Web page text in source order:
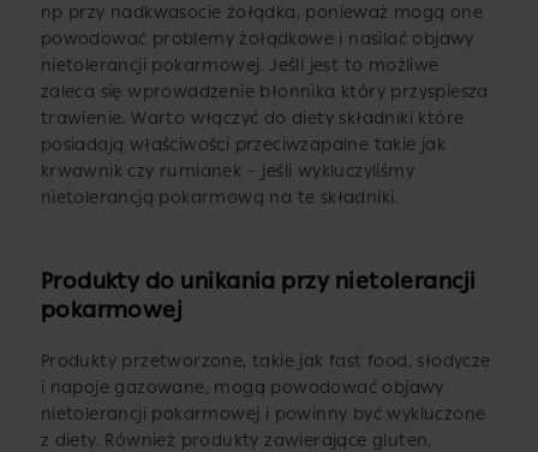
np przy nadkwasocie żołądka, ponieważ mogą one
powodować problemy żołądkowe i nasilać objawy
nietolerancji pokarmowej. Jeśli jest to możliwe
zaleca się wprowadzenie błonnika który przyspiesza
trawienie. Warto włączyć do diety składniki które
posiadają właściwości przeciwzapalne takie jak
krwawnik czy rumianek – jeśli wykluczyliśmy
nietolerancją pokarmową na te składniki.
Produkty do unikania przy nietolerancji
pokarmowej
Produkty przetworzone, takie jak fast food, słodycze
i napoje gazowane, mogą powodować objawy
nietolerancji pokarmowej i powinny być wykluczone
z diety. Również produkty zawierające gluten,